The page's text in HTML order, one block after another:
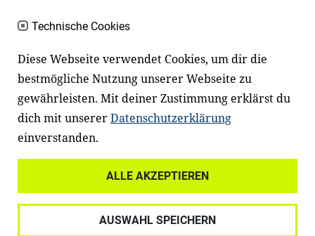
an Familien sowie an Erzieher*innen,
Lehrer*innen und andere
Fachexpert*innen. Dafür arbeiten wir eng
mit Ministerien, wissenschaftlichen
Einrichtungen, Verbänden, Unternehmen
und anderen Stiftungen zusammen.
Datenschutz
Technische Cookies
Diese Webseite verwendet Cookies, um dir die
bestmögliche Nutzung unserer Webseite zu
gewährleisten. Mit deiner Zustimmung erklärst du
dich mit unsererDatenschutzerklärung
einverstanden.
ALLE AKZEPTIEREN
AUSWAHL SPEICHERN